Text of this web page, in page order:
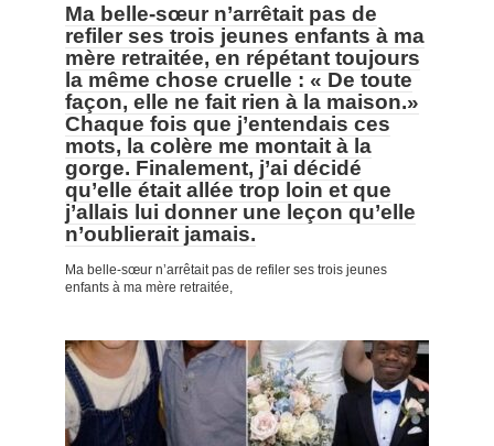
Ma belle-sœur n’arrêtait pas de
refiler ses trois jeunes enfants à ma
mère retraitée, en répétant toujours
la même chose cruelle : « De toute
façon, elle ne fait rien à la maison.»
Chaque fois que j’entendais ces
mots, la colère me montait à la
gorge. Finalement, j’ai décidé
qu’elle était allée trop loin et que
j’allais lui donner une leçon qu’elle
n’oublierait jamais.
Ma belle-sœur n’arrêtait pas de refiler ses trois jeunes
enfants à ma mère retraitée,